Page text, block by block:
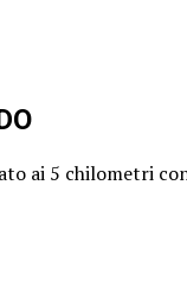
ai 5 chilometri